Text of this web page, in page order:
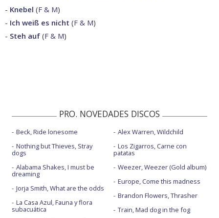
- Knebel (F & M)
- Ich weiß es nicht (F & M)
- Steh auf (F & M)
PRO. NOVEDADES DISCOS
Beck, Ride lonesome
Nothing but Thieves, Stray
dogs
Alabama Shakes, I must be
dreaming
Jorja Smith, What are the odds
La Casa Azul, Fauna y flora
subacuática
Alex Warren, Wildchild
Los Zigarros, Carne con
patatas
Weezer, Weezer (Gold album)
Europe, Come this madness
Brandon Flowers, Thrasher
Train, Mad dog in the fog